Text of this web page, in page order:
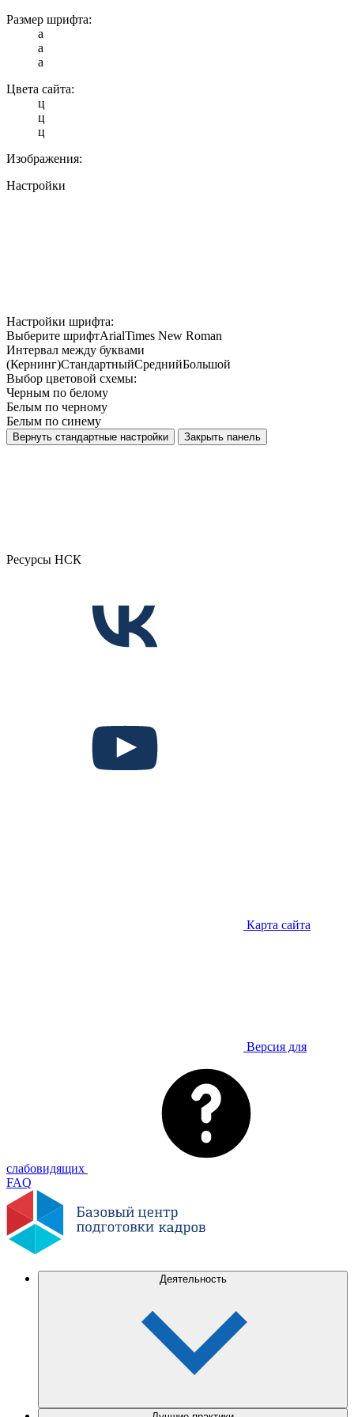
Размер шрифта:
a
a
a
Цвета сайта:
ц
ц
ц
Изображения:
Настройки
Настройки шрифта:
Выберите шрифтArialTimes New Roman
Интервал между буквами
(Кернинг)СтандартныйСреднийБольшой
Выбор цветовой схемы:
Черным по белому
Белым по черному
Белым по синему
Вернуть стандартные настройки Закрыть панель
Ресурсы НСК
Карта сайта
Версия для
слабовидящих
FAQ
Деятельность